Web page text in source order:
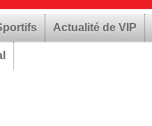
Actualité de VIP